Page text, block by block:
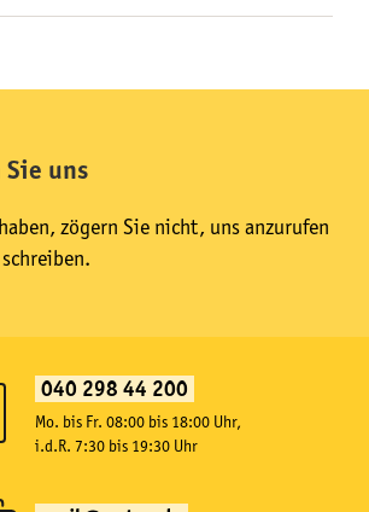
uns
zögern Sie nicht, uns anzurufen
040 298 44 200
Mo. bis Fr. 08:00 bis 18:00 Uhr,
i.d.R. 7:30 bis 19:30 Uhr